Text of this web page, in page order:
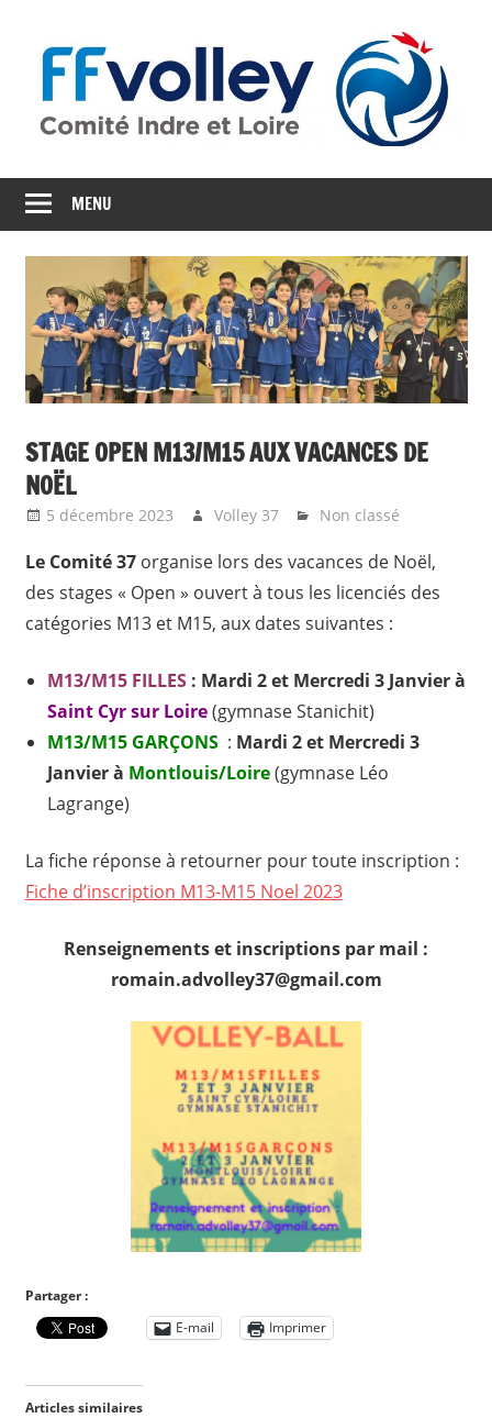
content
Comité
départemental
d'Indre
et
Loire
MENU
STAGE OPEN M13/M15 AUX VACANCES DE
NOËL
5 décembre 2023 Volley 37 Non classé
Le Comité 37organise lors des vacances de Noël,
des stages « Open » ouvert à tous les licenciés des
catégories M13 et M15, aux dates suivantes :
M13/M15 FILLES: Mardi 2 et Mercredi 3 Janvier à
Saint Cyr sur Loire(gymnase Stanichit)
M13/M15 GARÇONS : Mardi 2 et Mercredi 3
Janvier à Montlouis/Loire(gymnase Léo
Lagrange)
La fiche réponse à retourner pour toute inscription :
Fiche d’inscription M13-M15 Noel 2023
Renseignements et inscriptions par mail :
romain.advolley37@gmail.com
Partager :
E-mail
Imprimer
Articles similaires